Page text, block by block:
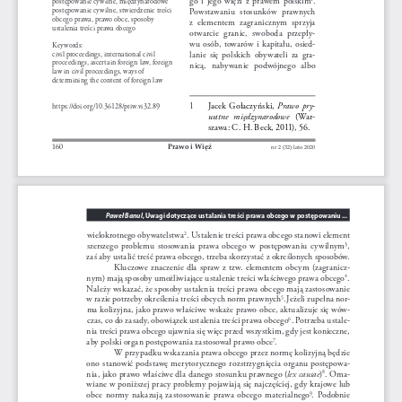
160 Prawo i Więź nr 2 (32) lato 2020
postępowanie cywilne, stwierdzenie treści
obcego prawa, prawo obce, sposoby
ustalenia treści prawa obcego
Keywords:
civil proceedings, international civil
proceedings, ascertain foreign law, foreign
law in civil proceedings, ways of
determining the content of foreign law
https://doi.org/10.36128/priw.vi32.89
Powstawaniu  stosunków  prawnych
z  elementem  zagranicznym  sprzyja
otwarcie  granic,  swoboda  przepły-
wu  osób,  towarów  i  kapitału,  osied-
lanie  się  polskich  obywateli  za  gra-
nicą,  nabywanie  podwójnego  albo
1 Jacek  Gołaczyński, Prawo  pry-
watne   międzynarodowe
   ( Wa r
-
szawa: C. H. Beck, 2011), 56.
Paweł Banul, Uwagi dotyczące ustalania treści prawa obcego w postępowaniu ...
wielokrotnego obywatelstwa2
. Ustalenie treści prawa obcego stanowi element
szerszego  problemu  stosowania  prawa  obcego  w  postępowaniu  cywilnym3
zaś aby ustalić treść prawa obcego, trzeba skorzystać z określonych sposobów.
Kluczowe znaczenie dla spraw z tzw. elementem obcym (zagranicz-
nym) mają sposoby umożliwiające ustalenie treści właściwego prawa obcego4
Należy wskazać, że sposoby ustalenia treści prawa obcego mają zastosowanie
w razie potrzeby określenia treści obcych norm prawnych5. Jeżeli zupełna nor-
ma kolizyjna, jako prawo właściwe wskaże prawo obce, aktualizuje się wów-
czas, co do zasady, obowiązek ustalenia treści prawa obcego6 . Potrzeba ustale-
nia treści prawa obcego ujawnia się więc przed wszystkim, gdy jest konieczne,
aby polski organ postępowania zastosował prawo obce7.
W przypadku wskazania prawa obcego przez normę kolizyjną będzie
ono  stanowić  podstawę  merytorycznego  rozstrzygnięcia  organu  postępowa-
nia, jako prawo właściwe dla danego stosunku prawnego (lex causae)8. Oma-
wiane w poniższej pracy problemy pojawiają się najczęściej, gdy krajowe lub
obce  normy  nakazują  zastosowanie  prawa  obcego  materialnego9.  Podobnie